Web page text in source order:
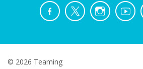
© 2026 Teaming